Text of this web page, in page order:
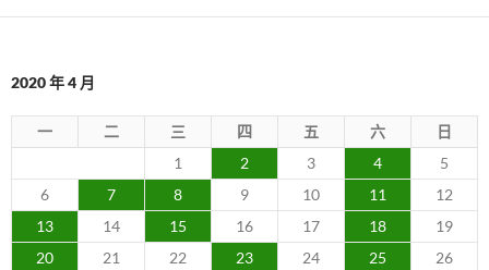
2020 年 4 月
一 二 三 四 五 六
日
1
2 3 4
5
6
7 8 9 10 11
12
13
14 15 16 17 18
19
20
21 22 23 24 25 26